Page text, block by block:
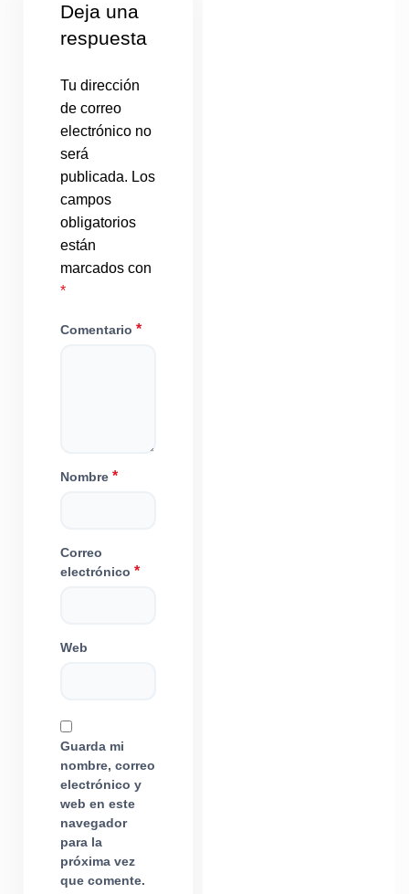
Deja una
respuesta
Tu dirección
de correo
electrónico no
será
publicada. Los
campos
obligatorios
están
marcados con
*
Comentario *
Nombre *
Correo
electrónico *
Web
Guarda mi
nombre, correo
electrónico y
web en este
navegador
para la
próxima vez
que comente.